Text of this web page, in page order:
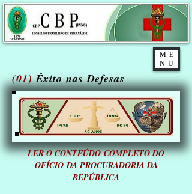
ME
NU
(01)Êxito nas Defesas
LER OCONTEÚDOCOMPLETO DO
OFÍCIO DA PROCURADORIA DA
REPÚBLICA